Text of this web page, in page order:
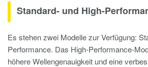
Standard- und High-
Es stehen zwei Modelle zur Verfügung:
Performance. Das High-Performance-
höhere Wellengenauigkeit und eine